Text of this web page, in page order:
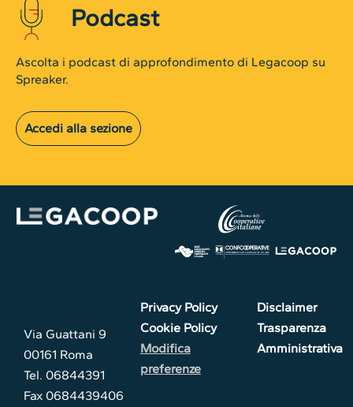
Podcast
Ascolta i podcast di approfondimento di Legacoop su
Spreaker.
Accedi alla sezione
Via Guattani 9
00161 Roma
Tel. 06844391
Fax 0684439406
Privacy Policy
Cookie Policy
Modifica
preferenze
Disclaimer
Trasparenza
Amministrativa